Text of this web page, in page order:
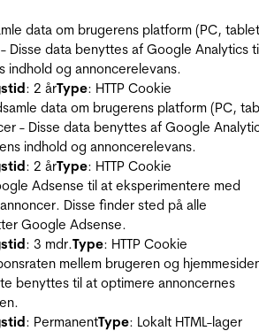
data om brugerens platform (PC,
data benyttes af Google Analytics
indhold og annoncerelevans.
: 2 årType: HTTP Cookie
data om brugerens platform (PC,
- Disse data benyttes af Google
indhold og annoncerelevans.
: 2 årType: HTTP Cookie
Adsense til at eksperimentere med
Disse finder sted på alle
Google Adsense.
: 3 mdr.Type: HTTP Cookie
mellem brugeren og
benyttes til at optimere annoncernes
: PermanentType: Lokalt HTML-lager